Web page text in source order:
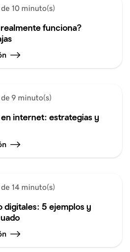
10 minuto(s)
funciona?
9 minuto(s)
internet: estrategias y
14 minuto(s)
digitales: 5 ejemplos y